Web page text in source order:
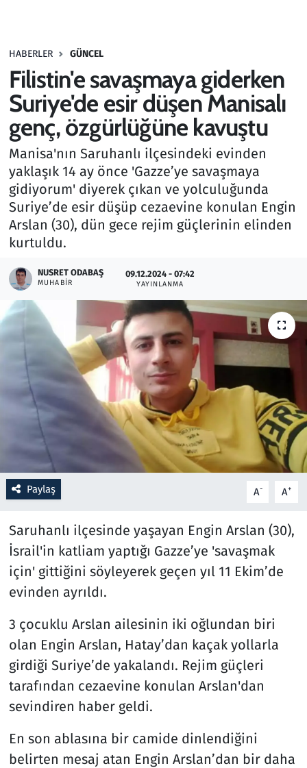
HABERLER GÜNCEL
Filistin'e savaşmaya giderken
Suriye'de esir düşen Manisalı
genç, özgürlüğüne kavuştu
Manisa'nın Saruhanlı ilçesindeki evinden
yaklaşık 14 ay önce 'Gazze’ye savaşmaya
gidiyorum' diyerek çıkan ve yolculuğunda
Suriye’de esir düşüp cezaevine konulan Engin
Arslan (30), dün gece rejim güçlerinin elinden
kurtuldu.
NUSRET ODABAŞ
MUHABIR
09.12.2024 - 07:42
YAYINLANMA
Paylaş A- A+
Saruhanlı ilçesinde yaşayan Engin Arslan (30),
İsrail'in katliam yaptığı Gazze’ye 'savaşmak
için' gittiğini söyleyerek geçen yıl 11 Ekim’de
evinden ayrıldı.
3 çocuklu Arslan ailesinin iki oğlundan biri
olan Engin Arslan, Hatay’dan kaçak yollarla
girdiği Suriye’de yakalandı. Rejim güçleri
tarafından cezaevine konulan Arslan'dan
sevindiren haber geldi.
En son ablasına bir camide dinlendiğini
belirten mesaj atan Engin Arslan’dan bir daha
Haber
Kültür Sanat
Kurumsal Haberler
Lezzet Durağı
Memur ve Kamu
Otomobil
Oyun
Ramazan
Resmi İlanlar
Rüya Tabirleri
Sağlık
Savunma Sanayi
Seçim 2023
Teknoloji ve Bilim
Televizyon